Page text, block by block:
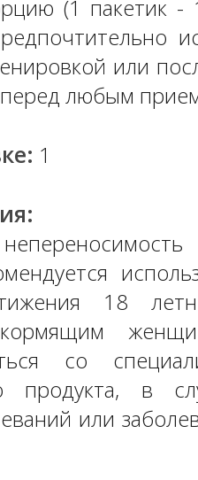
(1 пакетик
или
любым
1
18
со
продукта, в
или